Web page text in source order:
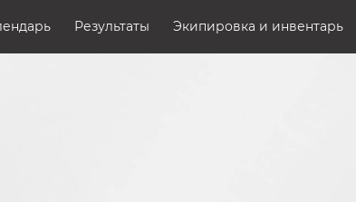
содержанию
Результаты Экипировка и инвентарь